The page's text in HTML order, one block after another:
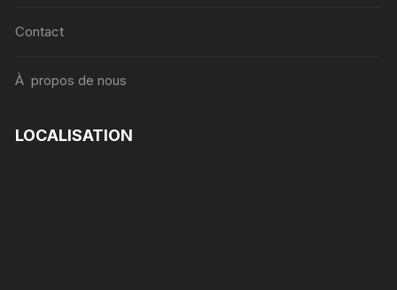
Contact
À propos de nous
LOCALISATION